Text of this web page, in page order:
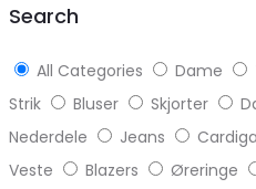
Search
All Categories Dame
Strik
Bluser Skjorter
Nederdele
Jeans
Veste
Blazers Øreringe